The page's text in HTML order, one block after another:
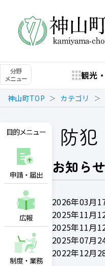
分野
メニュー
観光
神山町TOP カテゴリ
目的メニュー
申請・届出
広報
制度・業務
防
お知らせ
2026年03月
2025年11月
2025年11月
2025年07月
2022年12月